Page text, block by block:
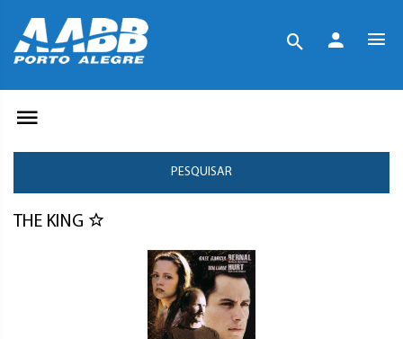
PESQUISAR
THE KING